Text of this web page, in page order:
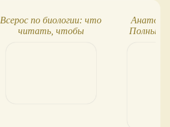
Всерос по биологии: что
читать, чтобы
Полный